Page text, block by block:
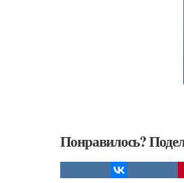
Понравилось?